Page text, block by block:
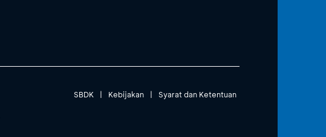
SBDK | Kebijakan | Syarat dan Ketentuan